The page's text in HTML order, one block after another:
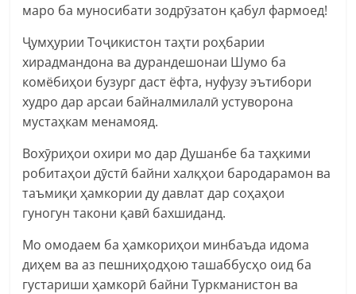
маро ба муносибати зодрӯзатон қабул фармоед!
Ҷумҳурии Тоҷикистон таҳти роҳбарии
хирадмандона ва дурандешонаи Шумо ба
комёбиҳои бузург даст ёфта, нуфузу эътибори
худро дар арсаи байналмилалӣ устуворона
мустаҳкам менамояд.
Вохӯриҳои охири мо дар Душанбе ба таҳкими
робитаҳои дӯстӣ байни халқҳои бародарамон ва
таъмиқи ҳамкории ду давлат дар соҳаҳои
гуногун такони қавӣ бахшиданд.
Мо омодаем ба ҳамкориҳои минбаъда идома
диҳем ва аз пешниҳодҳою ташаббусҳо оид ба
густариши ҳамкорӣ байни Туркманистон ва